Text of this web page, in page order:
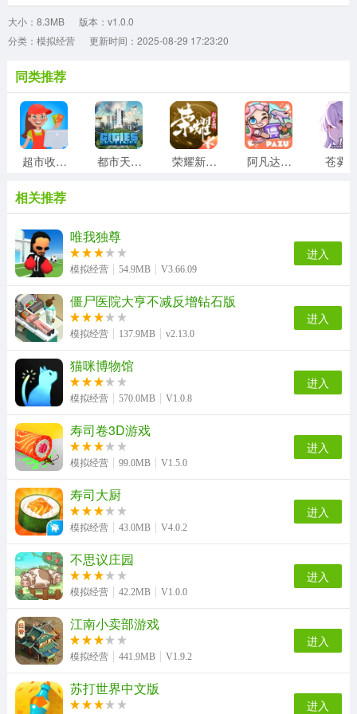
大小：8.3MB
版本：v1.0.0
分类：模拟经营
更新时间：2025-08-29 17:23:20
同类推荐
超市收银员 都市天际线 荣耀新三国 阿凡达世界正版 苍雾
相关推荐
唯我独尊
模拟经营 54.9MB V3.66.09
进入
僵尸医院大亨不减反增钻石版
模拟经营 137.9MB v2.13.0
进入
猫咪博物馆
模拟经营 570.0MB V1.0.8
进入
寿司卷3D游戏
模拟经营 99.0MB V1.5.0
进入
寿司大厨
模拟经营 43.0MB V4.0.2
进入
不思议庄园
模拟经营 42.2MB V1.0.0
进入
江南小卖部游戏
模拟经营 441.9MB V1.9.2
进入
苏打世界中文版
进入